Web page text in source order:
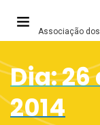
Associação dos
Dia:26
2014